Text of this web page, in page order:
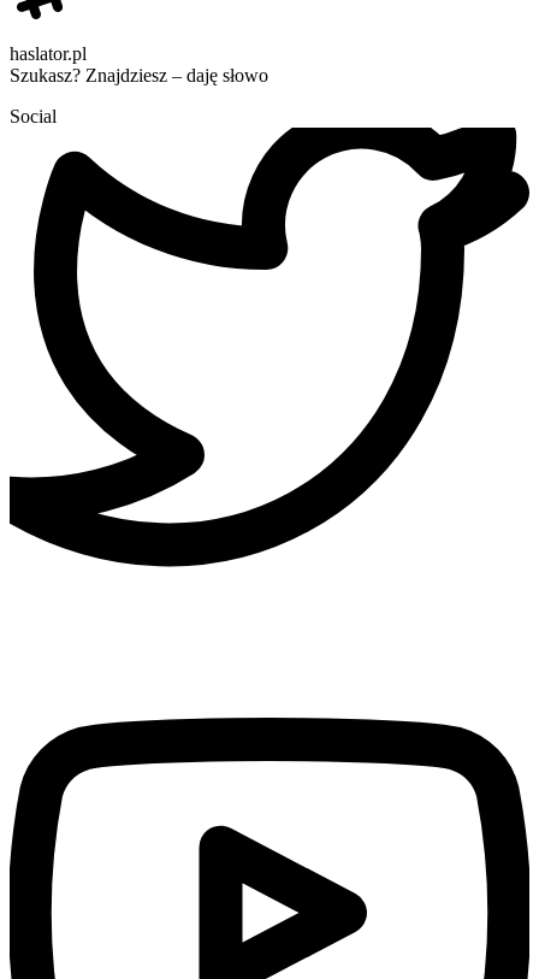
haslator.pl
Szukasz? Znajdziesz – daję słowo
Social